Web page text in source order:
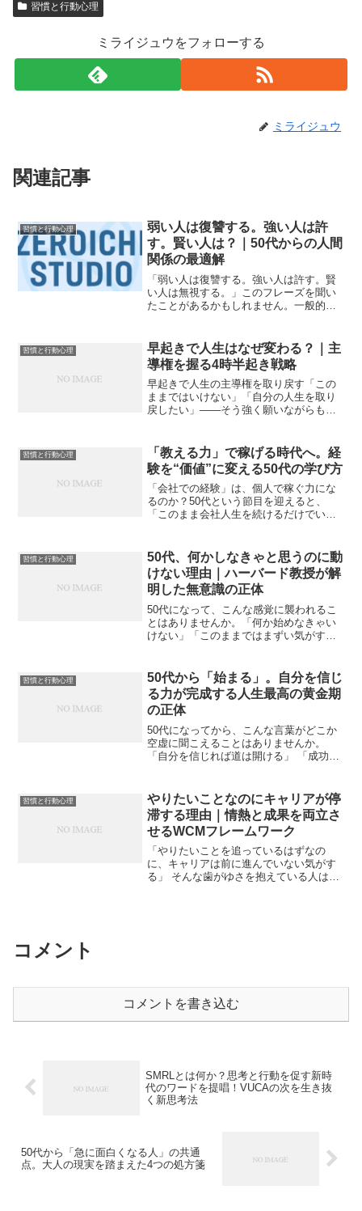
習慣と行動心理
ミライジュウをフォローする
ミライジュウ
関連記事
習慣と行動心理
弱い人は復讐する。強い人は許
す。賢い人は？｜50代からの人間
関係の最適解
「弱い人は復讐する。強い人は許す。賢
い人は無視する。」このフレーズを聞い
たことがあるかもしれません。一般的に
の言葉であれ、人間関係の核心を突いて
いることに変わりはありま...
習慣と行動心理
早起きで人生はなぜ変わる？｜主
導権を握る4時半起き戦略
早起きで人生の主導権を取り戻す「この
ままではいけない」「自分の人生を取り
戻したい」――そう強く願いながらも、
は、今、深い焦燥感の中にいるのではな
いでしょうか。この焦燥感の...
習慣と行動心理
「教える力」で稼げる時代へ。経
験を“価値”に変える50代の学び方
「会社での経験」は、個人で稼ぐ力にな
るのか？50代という節目を迎えると、
「このまま会社人生を続けるだけでいい
り経験してきた。人並み以上に部下を育
て、業務もマネジメントし...
習慣と行動心理
50代、何かしなきゃと思うのに動
けない理由｜ハーバード教授が解
明した無意識の正体
50代になって、こんな感覚に襲われるこ
とはありませんか。「何か始めなきゃい
けない」「このままではまずい気がす
副業を調べては、ページを閉じる。やる
気がないわけでも、能力が...
習慣と行動心理
50代から「始まる」。自分を信じ
る力が完成する人生最高の黄金期
の正体
50代になってから、こんな言葉がどこか
空虚に聞こえることはありませんか。
「自分を信じれば道は開ける」 「成功し
ほど出てくる言葉です。 しかし、定年を
目前に控えた会社員の...
習慣と行動心理
やりたいことなのにキャリアが停
滞する理由｜情熱と成果を両立さ
せるWCMフレームワーク
「やりたいことを追っているはずなの
に、キャリアは前に進んでいない気がす
る」 そんな歯がゆさを抱えている人は少
コメント
コメントを書き込む
SMRLとは何か？思考と行動を促す新時
代のワードを提唱！VUCAの次を生き抜
く新思考法
50代から「急に面白くなる人」の共通
点。大人の現実を踏まえた4つの処方箋